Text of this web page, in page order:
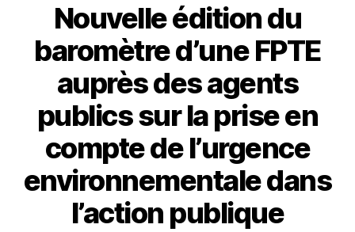
transition
écologique
Nouvelle édition du
baromètre d’une FPTE
auprès des agents
publics sur la prise en
compte de l’urgence
environnementale dans
l’action publique